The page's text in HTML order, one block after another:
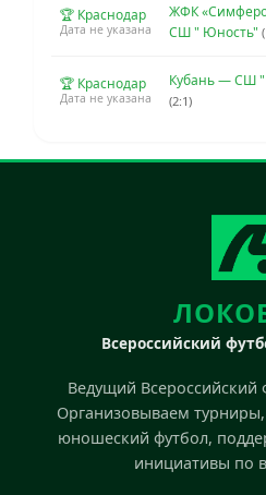
🏆 Краснодар
Дата не указана
ЖФК
СШ " Юность"
🏆 Краснодар
Дата не указана
Кубань — СШ
(2:1)
Всероссийский
Ведущий Всероссийский
Организовываем
юношеский футбол,
инициативы по